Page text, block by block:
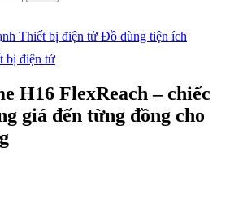
Thiết bị điện tử Đồ dùng tiện ích
bị điện tử
H16 FlexReach – chiếc
giá đến từng đồng cho